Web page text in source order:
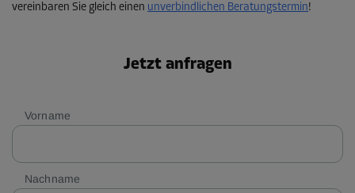
vereinbaren Sie gleich einen unverbindlichen Beratungstermin!
Jetzt anfragen
Vorname
Nachname